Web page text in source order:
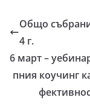
Общо
4 г.
6 март –
пния коучинг